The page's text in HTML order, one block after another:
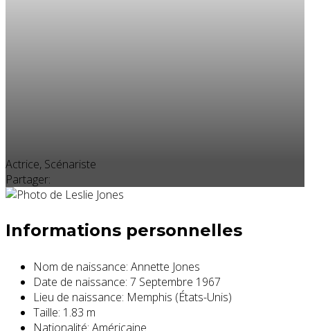
Actrice, Scénariste
Partager:
Informations personnelles
Nom de naissance: Annette Jones
Date de naissance: 7 Septembre 1967
Lieu de naissance: Memphis (États-Unis)
Taille: 1.83 m
Nationalité: Américaine